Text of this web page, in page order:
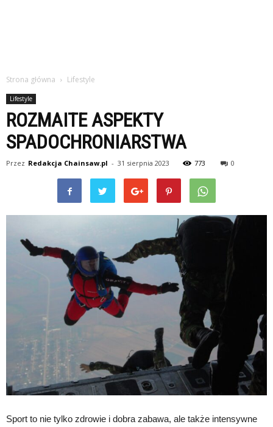
Strona główna Lifestyle
Lifestyle
ROZMAITE ASPEKTY
SPADOCHRONIARSTWA
Przez Redakcja Chainsaw.pl - 31 sierpnia 2023 773 0
Sport to nie tylko zdrowie i dobra zabawa, ale także intensywne